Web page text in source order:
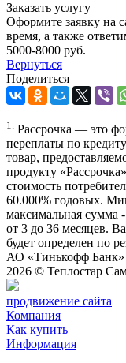
Заказать услугу
Оформите заявку на
время, а также
5000-8000 руб.
Вернуться
Поделиться
1. Рассрочка — это
переплаты по
товар,
продукту
стоимость
60.000% годовых.
максимальная сумма
от 3 до 36 месяцев.
будет определен по
АО «Тинькофф
2026 © Теплостар
продвижение сайта
Компания
Как купить
Информация